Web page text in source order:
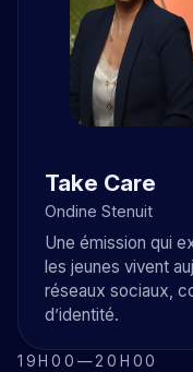
Take Care
Ondine Stenuit
Une émission qui
les jeunes vivent
réseaux sociaux,
d’identité.
19H00 —20H00